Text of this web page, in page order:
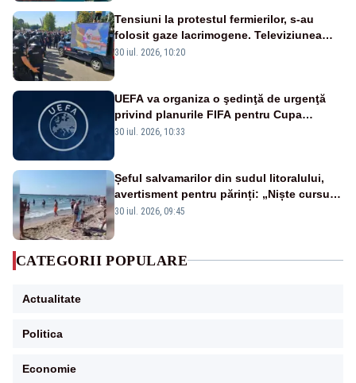
Tensiuni la protestul fermierilor, s-au
folosit gaze lacrimogene. Televiziunea
Poporului face apel la calm – LIVE TEXT
30 iul. 2026, 10:20
UEFA va organiza o şedinţă de urgenţă
privind planurile FIFA pentru Cupa
Mondială
30 iul. 2026, 10:33
Șeful salvamarilor din sudul litoralului,
avertisment pentru părinți: „Niște cursuri
de înot la piscină nu sunt suficiente”
30 iul. 2026, 09:45
CATEGORII POPULARE
Actualitate
Politica
Economie